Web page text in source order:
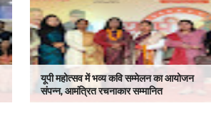
यूपी महोत्सव में भव्य कवि सम्मेलन का आयोजन
संपन्न, आमंत्रित रचनाकार सम्मानित